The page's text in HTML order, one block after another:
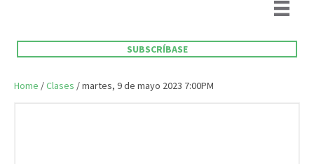
SUBSCRÍBASE
Home /Clases / martes, 9 de mayo 2023 7:00PM